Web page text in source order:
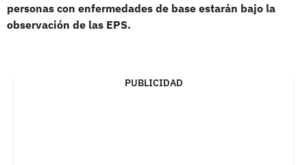
personas con enfermedades de base estarán bajo la
observación de las EPS.
PUBLICIDAD